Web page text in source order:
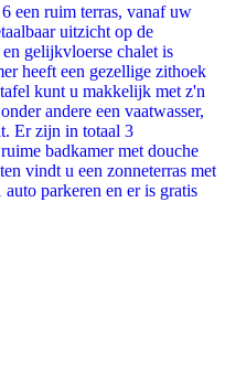
een ruim terras, vanaf uw
uitzicht op de
gelijkvloerse chalet is
heeft een gezellige zithoek
kunt u makkelijk met z'n
andere een vaatwasser,
Er zijn in totaal 3
badkamer met douche
vindt u een zonneterras met
parkeren en er is gratis